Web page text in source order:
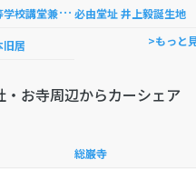
九
州学院高等学校講堂兼礼拝堂 必由堂址 井上毅誕生地
旧居 >もっと
お寺周辺からカーシェア
総巌寺